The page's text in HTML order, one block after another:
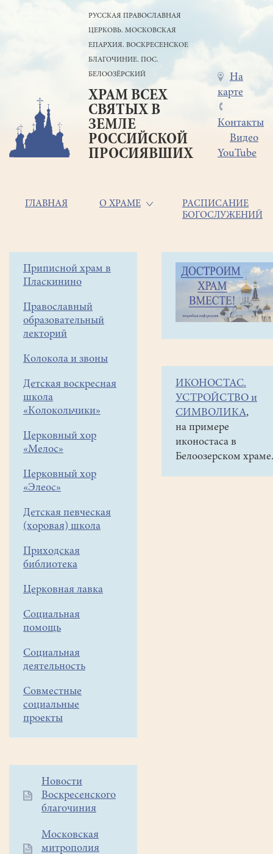
РУССКАЯ ПРАВОСЛАВНАЯ
ЦЕРКОВЬ. МОСКОВСКАЯ
ЕПАРХИЯ. ВОСКРЕСЕНСКОЕ
БЛАГОЧИНИЕ. ПОС.
БЕЛООЗЁРСКИЙ
ХРАМ ВСЕХ
СВЯТЫХ В
ЗЕМЛЕ
РОССИЙСКОЙ
ПРОСИЯВШИХ
Меню
в
шапке
На
карте
Контакты
Видео
YouTube
Основная
ГЛАВНАЯ О ХРАМЕ
РАСПИСАНИЕ
БОГОСЛУЖЕНИЙ
Боковое
меню
Приписной храм в
Пласкинино
Православный
образовательный
лекторий
Колокола и звоны
Детская воскресная
школа
«Колокольчики»
Церковный хор
«Мелос»
Церковный хор
«Элеос»
Детская певческая
(хоровая) школа
Приходская
библиотека
Церковная лавка
Социальная
помощь
Социальная
деятельность
Совместные
социальные
проекты
Дополнительное
меню
Новости
Воскресенского
благочиния
Московская
митрополия
Строка
навигации
Объявления
19
часов
состоится
концерт
куда,
ИКОНОСТАС.
УСТРОЙСТВО и
СИМВОЛИКА,
на примере
иконостаса в
Белоозерском храме.